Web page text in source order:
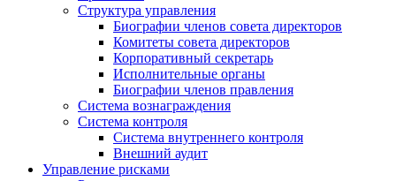
Структура управления
Биографии членов совета директоров
Комитеты совета директоров
Корпоративный секретарь
Исполнительные органы
Биографии членов правления
Система вознаграждения
Система контроля
Система внутреннего контроля
Внешний аудит
Управление рисками